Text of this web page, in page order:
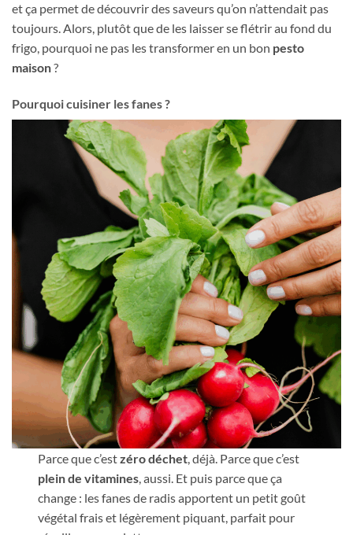
et ça permet de découvrir des saveurs qu’on n’attendait pas
toujours. Alors, plutôt que de les laisser se flétrir au fond du
frigo, pourquoi ne pas les transformer en un bon pesto
maison?
Pourquoi cuisiner les fanes ?
Parce que c’estzéro déchet, déjà. Parce que c’est
plein de vitamines, aussi. Et puis parce que ça
change : les fanes de radis apportent un petit goût
végétal frais et légèrement piquant, parfait pour